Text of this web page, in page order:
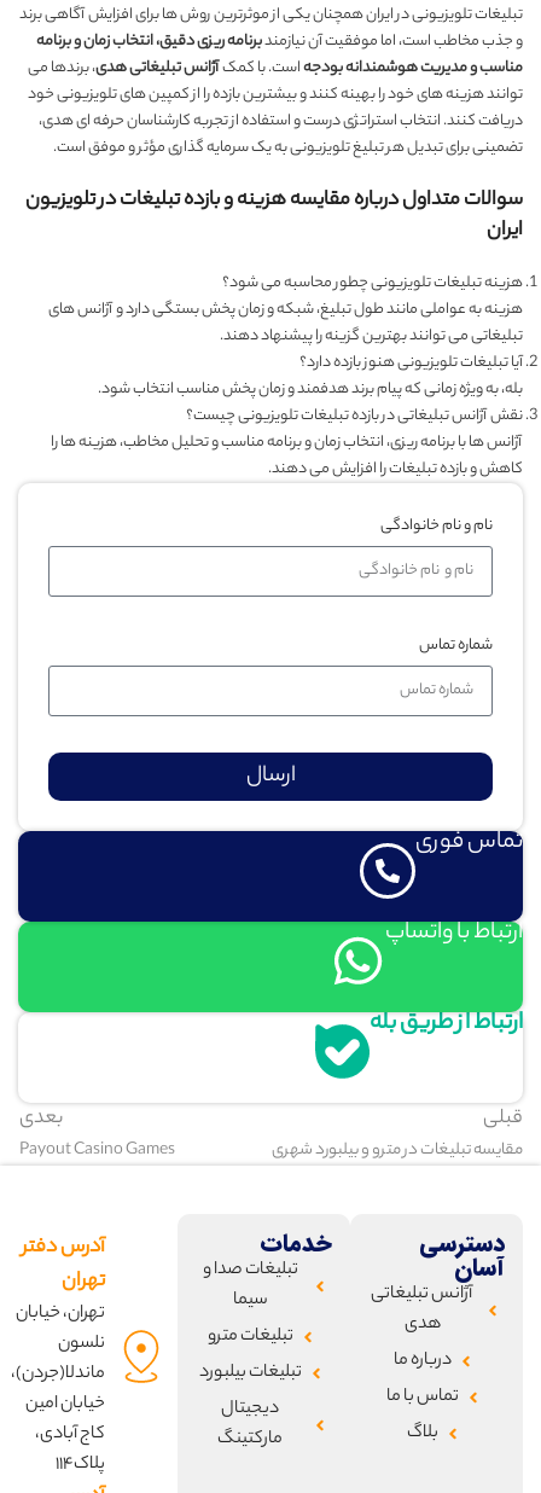
تبلیغات تلویزیونی در ایران همچنان یکی از موثرترین روش ها برای افزایش آگاهی برند
و جذب مخاطب است، اما موفقیت آن نیازمندبرنامه ریزی دقیق، انتخاب زمان و برنامه
مناسب و مدیریت هوشمندانه بودجهاست. با کمکآژانس تبلیغاتی هدی، برندها می
توانند هزینه های خود را بهینه کنند و بیشترین بازده را از کمپین های تلویزیونی خود
دریافت کنند. انتخاب استراتژی درست و استفاده از تجربه کارشناسان حرفه ای هدی،
تضمینی برای تبدیل هر تبلیغ تلویزیونی به یک سرمایه گذاری مؤثر و موفق است.
سوالات متداول درباره مقایسه هزینه و بازده تبلیغات در تلویزیون
ایران
هزینه تبلیغات تلویزیونی چطور محاسبه می شود؟
هزینه به عواملی مانند طول تبلیغ، شبکه و زمان پخش بستگی دارد و آژانس های
تبلیغاتی می توانند بهترین گزینه را پیشنهاد دهند.
آیا تبلیغات تلویزیونی هنوز بازده دارد؟
بله، به ویژه زمانی که پیام برند هدفمند و زمان پخش مناسب انتخاب شود.
نقش آژانس تبلیغاتی در بازده تبلیغات تلویزیونی چیست؟
آژانس ها با برنامه ریزی، انتخاب زمان و برنامه مناسب و تحلیل مخاطب، هزینه ها را
کاهش و بازده تبلیغات را افزایش می دهند.
نام و نام خانوادگی
شماره تماس
ارسال
ارتباط از طریق بله
ارتباط با واتساپ
تماس فوری
قبلی
مقایسه تبلیغات در مترو و بیلبورد شهری
بعدی
Payout Casino Games
دسترسی
آسان
آژانس تبلیغاتی
هدی
درباره ما
تماس با ما
بلاگ
خدمات
تبلیغات صدا و
سیما
تبلیغات مترو
تبلیغات بیلبورد
دیجیتال
مارکتینگ
آدرس دفتر
تهران
تهران، خیابان
نلسون
ماندلا(جردن)،
خیابان امین
کاج آبادی،
پلاک۱۱۴